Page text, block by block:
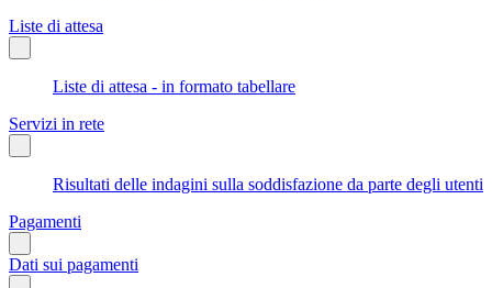
Liste di attesa
Liste di attesa - in formato tabellare
Servizi in rete
Risultati delle indagini sulla soddisfazione da parte degli utenti
Pagamenti
Dati sui pagamenti